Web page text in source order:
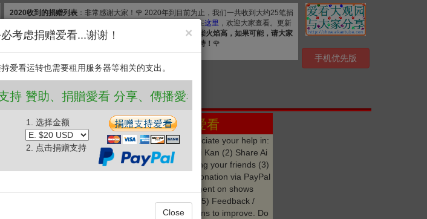
愛看 ❤️
2020收到的捐赠列表：非常感谢大家！🌹 2020年到目前为止，我们一共收到大约25笔捐
款, 合计$830. 扣除银行费用，净收$777.83. 详细清单公布在这里 ，欢迎大家查看。更新
和维护【爱看】，我们需要投入大量的时间和资源，
众人拾柴火焰高，如果可能，请大家
继续捐赠支持爱看。衷心感谢您的支持！ 🌹
手机优先版
点赞 爱看
We appreciate your help in:
(1) Like Ai Kan (2) Share Ai
Kan among your friends (3)
Make a donation via PayPal
(4) Comment on shows
watched (5) Feedback /
suggestions to improve. Do
×
考虑捐赠爱看...谢谢！
爱看运转也需要租用服务器等相关的支出。
助、捐贈愛看 分享、傳播愛看 ❤️
1. 选择金额
2. 点击捐赠支持
Close